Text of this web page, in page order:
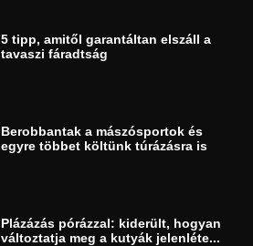
5 tipp, amitől garantáltan elszáll a
tavaszi fáradtság
Berobbantak a mászósportok és
egyre többet költünk túrázásra is
Plázázás pórázzal: kiderült, hogyan
változtatja meg a kutyák jelenléte...